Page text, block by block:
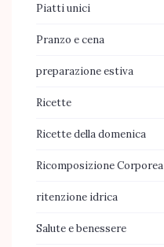
Piatti unici
Pranzo e cena
preparazione estiva
Ricette
Ricette della domenica
Ricomposizione Corporea
ritenzione idrica
Salute e benessere